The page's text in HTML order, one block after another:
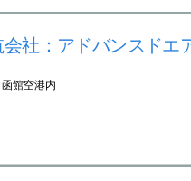
社：アドバンスドエ
館空港内